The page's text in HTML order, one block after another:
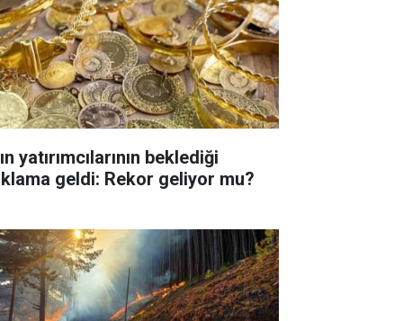
yatırımcılarının beklediği
geldi: Rekor geliyor mu?